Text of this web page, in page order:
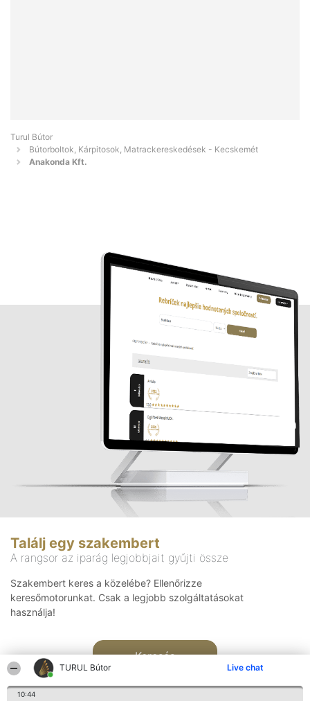
TURUL Bútor Live chat
10:44
Turul Bútor
Bútorboltok, Kárpitosok, Matrackereskedések - Kecskemét
Anakonda Kft.
Találj egy szakembert
A rangsor az iparág legjobbjait gyűjti össze
Szakembert keres a közelébe? Ellenőrizze
keresőmotorunkat. Csak a legjobb szolgáltatásokat
használja!
Keresés